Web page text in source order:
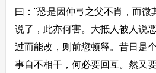
曰："恐是因仲弓之父不肖，而微
说了，此亦何害。大抵人被人说
过而能改，则前愆顿释。昔日是
事自不相干，何必要回互。然又